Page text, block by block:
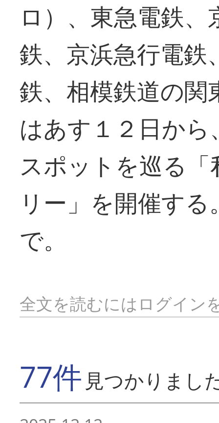
ロ）、東急電鉄
鉄、京浜急行電鉄
鉄、相模鉄道の関
はあす１２日か
スポットを巡る
リー」を開催す
で。
全文を読むにはログイン
77件 見つかりまし